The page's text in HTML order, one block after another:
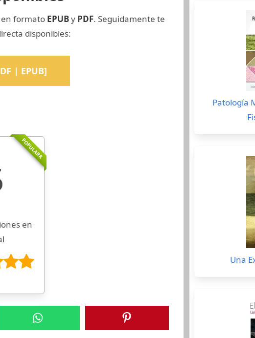
en formato EPUBy PDF. Seguidamente te
disponibles:
| EPUB]
POPULARR
en
Patología
Una